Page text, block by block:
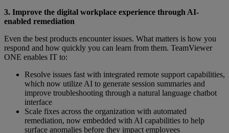
3. Improve the digital workplace experience through AI-
enabled remediation
Even the best products encounter issues. What matters is how you
respond and how quickly you can learn from them. TeamViewer
ONE enables IT to:
Resolve issues fast with integrated remote support capabilities,
which now utilize AI to generate session summaries and
improve troubleshooting through a natural language chatbot
interface
Scale fixes across the organization with automated
remediation, now embedded with AI capabilities to help
surface anomalies before they impact employees